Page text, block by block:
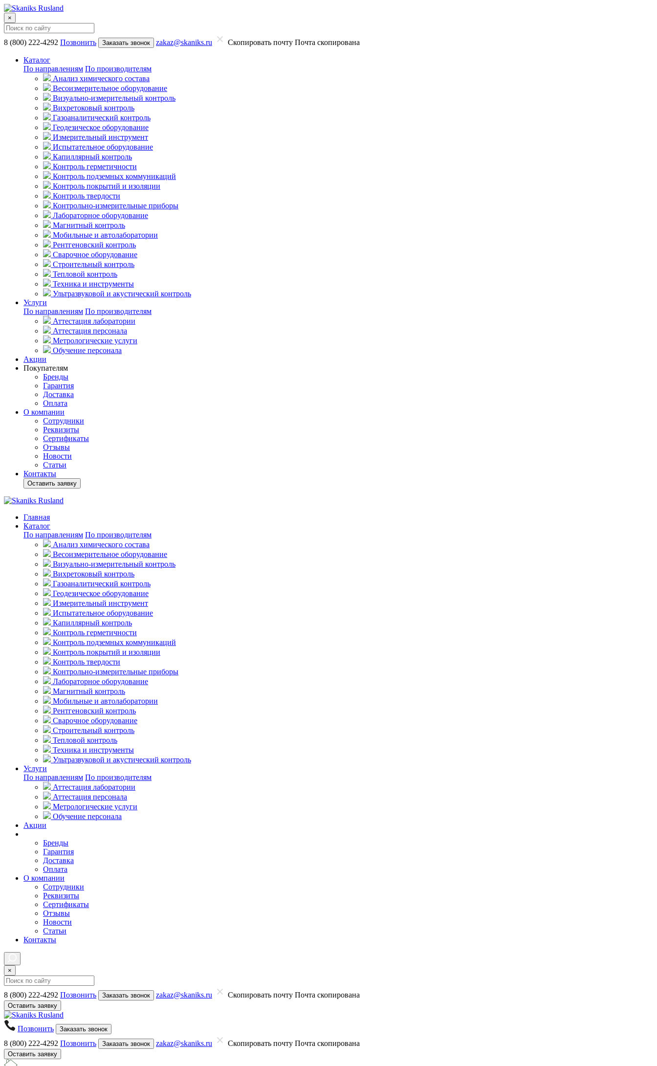
×
8 (800) 222-4292 Позвонить Заказать звонок zakaz@skaniks.ru Скопировать почту Почта скопирована
Каталог
По направлениям По производителям
Анализ химического состава
Весоизмерительное оборудование
Визуально-измерительный контроль
Вихретоковый контроль
Газоаналитический контроль
Геодезическое оборудование
Измерительный инструмент
Испытательное оборудование
Капиллярный контроль
Контроль герметичности
Контроль подземных коммуникаций
Контроль покрытий и изоляции
Контроль твердости
Контрольно-измерительные приборы
Лабораторное оборудование
Магнитный контроль
Мобильные и автолаборатории
Рентгеновский контроль
Сварочное оборудование
Строительный контроль
Тепловой контроль
Техника и инструменты
Ультразвуковой и акустический контроль
Услуги
По направлениям По производителям
Аттестация лаборатории
Аттестация персонала
Метрологические услуги
Обучение персонала
Акции
Покупателям
Бренды
Гарантия
Доставка
Оплата
О компании
Сотрудники
Реквизиты
Сертификаты
Отзывы
Новости
Статьи
Контакты
Оставить заявку
Главная
Каталог
По направлениям По производителям
Анализ химического состава
Весоизмерительное оборудование
Визуально-измерительный контроль
Вихретоковый контроль
Газоаналитический контроль
Геодезическое оборудование
Измерительный инструмент
Испытательное оборудование
Капиллярный контроль
Контроль герметичности
Контроль подземных коммуникаций
Контроль покрытий и изоляции
Контроль твердости
Контрольно-измерительные приборы
Лабораторное оборудование
Магнитный контроль
Мобильные и автолаборатории
Рентгеновский контроль
Сварочное оборудование
Строительный контроль
Тепловой контроль
Техника и инструменты
Ультразвуковой и акустический контроль
Услуги
По направлениям По производителям
Аттестация лаборатории
Аттестация персонала
Метрологические услуги
Обучение персонала
Акции
Бренды
Гарантия
Доставка
Оплата
О компании
Сотрудники
Реквизиты
Сертификаты
Отзывы
Новости
Статьи
Контакты
×
8 (800) 222-4292 Позвонить Заказать звонок zakaz@skaniks.ru Скопировать почту Почта скопирована
Оставить заявку
Позвонить Заказать звонок
8 (800) 222-4292 Позвонить Заказать звонок zakaz@skaniks.ru Скопировать почту Почта скопирована
Оставить заявку